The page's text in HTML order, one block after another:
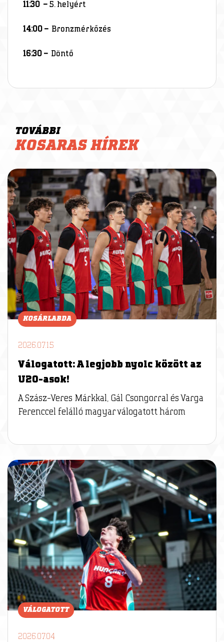
11:30 – 5. helyért
14:00 – Bronzmérkőzés
16:30 – Döntő
TOVÁBBI
KOSARAS HÍREK
KOSÁRLABDA
2026.07.15
Válogatott: A legjobb nyolc között az
U20-asok!
A Szász-Veres Márkkal, Gál Csongorral és Varga
Ferenccel felálló magyar válogatott három
VÁLOGATOTT
2026.07.04